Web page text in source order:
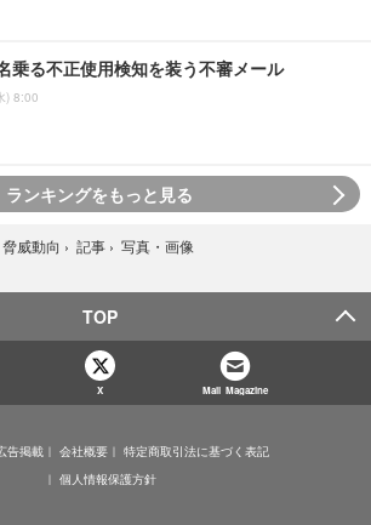
乗る不正使用検知を装う不審メール
) 8:00
ランキングをもっと見る
脅威動向 › 記事 › 写真・画像
TOP
X Mail Magazine
告掲載 会社概要
特定商取引法に基づく表記
個人情報保護方針